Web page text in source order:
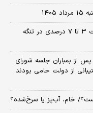
رویترز: ایران و عمان برای تعیین تعرفه ترانزیت ۳ تا ۷ درصدی در تنگه
پس از بمباران جلسه شورای
از دولت حامی بودند
خام، آب‌پز یا سرخ‌شده؟